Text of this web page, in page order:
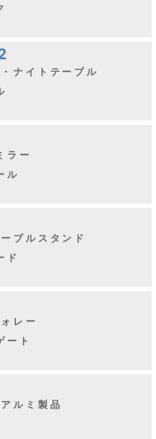
ナイトテーブル
ラー
ル
ブルスタンド
ド
レー
ート
ルミ製品